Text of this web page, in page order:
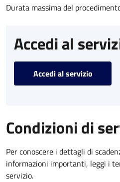
Durata massima del
Accedi al
Accedi al servizio
Condizioni di
Per conoscere i dettagli di
informazioni importanti, leggi i
servizio.